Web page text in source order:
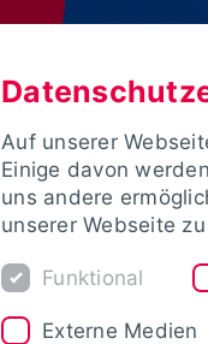
Auf unserer
Einige davon
uns andere
unserer Webseite
Funktional
Externe Medien